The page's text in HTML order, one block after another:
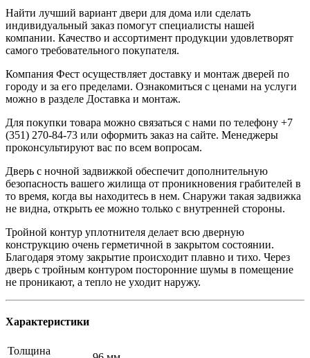
Найти лучший вариант двери для дома или сделать
индивидуальный заказ помогут специалисты нашей
компании. Качество и ассортимент продукции удовлетворят
самого требовательного покупателя.
Компания Фест осуществляет доставку и монтаж дверей по
городу и за его пределами. Ознакомиться с ценами на услуги
можно в разделе Доставка и монтаж.
Для покупки товара можно связаться с нами по телефону +7
(351) 270-84-73 или оформить заказ на сайте. Менеджеры
проконсультируют вас по всем вопросам.
Дверь с ночной задвижкой обеспечит дополнительную
безопасность вашего жилища от проникновения грабителей в
то время, когда вы находитесь в нем. Снаружи такая задвижка
не видна, открыть ее можно только с внутренней стороны.
Тройной контур уплотнителя делает всю дверную
конструкцию очень герметичной в закрытом состоянии.
Благодаря этому закрытие происходит плавно и тихо. Через
дверь с тройным контуром посторонние шумы в помещение
не проникают, а тепло не уходит наружу.
Характеристики
Толщина